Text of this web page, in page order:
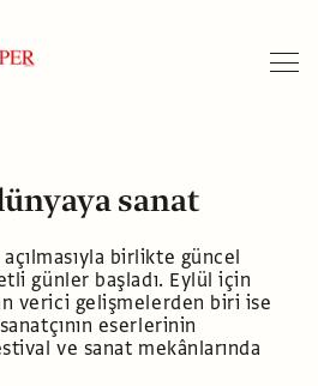
sanat
birlikte güncel
günler başladı. Eylül için
verici gelişmelerden biri ise
eserlerinin
ve sanat mekânlarında